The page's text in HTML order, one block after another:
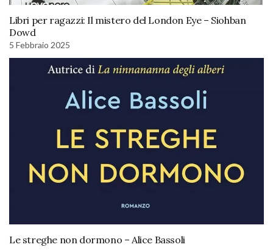
Libri per ragazzi: Il mistero del London Eye – Siohban
Dowd
5 Febbraio 2025
Le streghe non dormono – Alice Bassoli